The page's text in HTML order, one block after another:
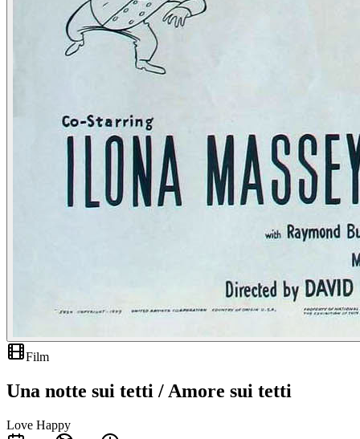
Film
Una notte sui tetti / Amore sui tetti
Love Happy